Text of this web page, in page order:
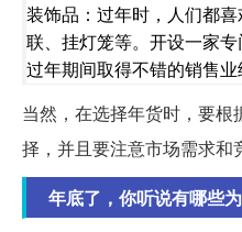
装饰品：过年时，人们都
联、挂灯笼等。开设一家
过年期间取得不错的销售业
当然，在选择年货时，要
择，并且要注意市场需求和
年底了，你听说有哪些